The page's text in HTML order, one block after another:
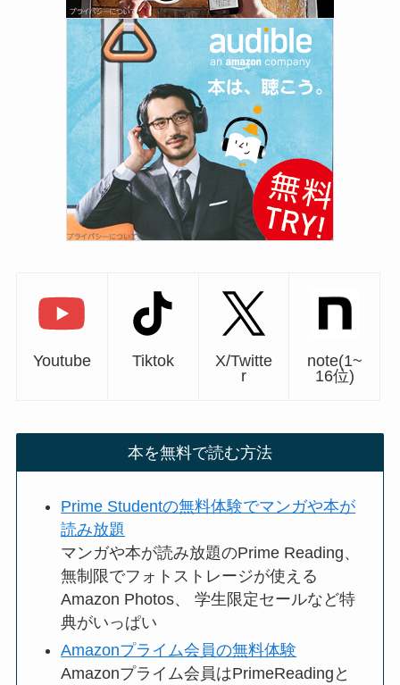
Youtube Tiktok
X/Twitte
r
note(1~
16位)
本を無料で読む方法
Prime Studentの無料体験でマンガや本が
読み放題
マンガや本が読み放題のPrime Reading、
無制限でフォトストレージが使える
Amazon Photos、 学生限定セールなど特
典がいっぱい
Amazonプライム会員の無料体験
Amazonプライム会員はPrimeReadingと